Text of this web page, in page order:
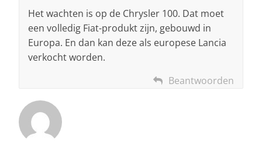
Het wachten is op de Chrysler 100. Dat moet
een volledig Fiat-produkt zijn, gebouwd in
Europa. En dan kan deze als europese Lancia
verkocht worden.
Beantwoorden